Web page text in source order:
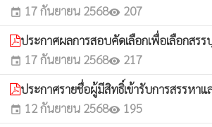
event 17 กันยายน 2568visibility 207
ประกาศผลการสอบคัดเลือกเพื่อเลือกส
event 17 กันยายน 2568visibility 217
ประกาศรายชื่อผู้มีสิทธิ์เข้ารับการสรรหา
event 12 กันยายน 2568visibility 195